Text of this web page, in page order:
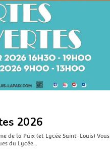
2026
de la Paix (et Lycée Saint-Louis) Vous
du Lycée…